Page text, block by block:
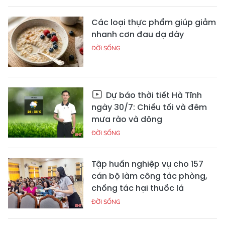
Các loại thực phẩm giúp giảm
nhanh cơn đau dạ dày
ĐỜI SỐNG
Dự báo thời tiết Hà Tĩnh
ngày 30/7: Chiều tối và đêm
mưa rào và dông
ĐỜI SỐNG
Tập huấn nghiệp vụ cho 157
cán bộ làm công tác phòng,
chống tác hại thuốc lá
ĐỜI SỐNG